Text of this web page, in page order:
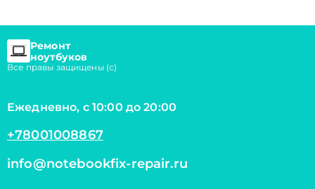
Ремонт
ноутбуков
Все правы защищены (с)
Ежедневно, с 10:00 до 20:00
+78001008867
info@notebookfix-repair.ru